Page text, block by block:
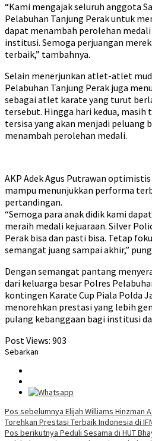
“Kami mengajak seluruh anggota
Pelabuhan Tanjung Perak untuk
dapat menambah perolehan
institusi. Semoga perjuangan
terbaik,” tambahnya.
Selain menerjunkan atlet-atlet
Pelabuhan Tanjung Perak juga
sebagai atlet karate yang turut
tersebut. Hingga hari kedua, masih
tersisa yang akan menjadi peluang
menambah perolehan medali.
AKP Adek Agus Putrawan
mampu menunjukkan performa
pertandingan.
“Semoga para anak didik kami
meraih medali kejuaraan. Silver
Perak bisa dan pasti bisa. Tetap
semangat juang sampai akhir,”
Dengan semangat pantang
dari keluarga besar Polres
kontingen Karate Cup Piala Polda
menorehkan prestasi yang lebih
pulang kebanggaan bagi institusi
Post Views: 903
Sebarkan
Navigasi
pos
Pos sebelumnya Elijah Williams Hinzman
Torehkan Prestasi Terbaik Indonesia di
Pos berikutnya Peduli Sesama di HUT